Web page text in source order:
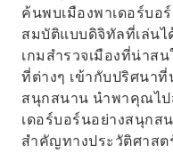
ค้นพบเมืองพาเดอร์บอ
สมบัติแบบดิจิทัลที่เล่นไ
เกมสำรวจเมืองที่น่าส
ที่ต่างๆ เข้ากับปริศนา
สนุกสนาน นำพาคุณไป
เดอร์บอร์นอย่างสนุก
สำคัญทางประวัติศาส